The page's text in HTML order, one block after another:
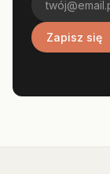
Zapisz się